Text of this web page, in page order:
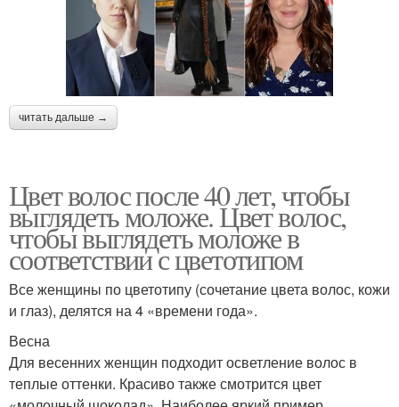
читать дальше →
Цвет волос после 40 лет, чтобы
выглядеть моложе. Цвет волос,
чтобы выглядеть моложе в
соответствии с цветотипом
Все женщины по цветотипу (сочетание цвета волос, кожи
и глаз), делятся на 4 «времени года».
Весна
Для весенних женщин подходит осветление волос в
теплые оттенки. Красиво также смотрится цвет